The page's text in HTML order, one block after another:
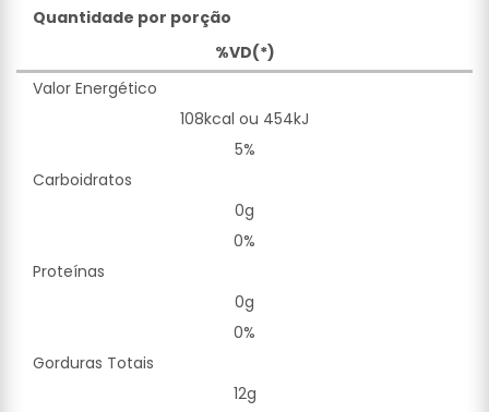
Quantidade por porção
%VD(*)
Valor Energético
108kcal ou 454kJ
5%
Carboidratos
0g
0%
Proteínas
0g
0%
Gorduras Totais
12g